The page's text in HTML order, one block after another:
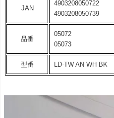
JAN
4903208050722
4903208050739
品番
05072
05073
型番 LD-TW AN WH BK